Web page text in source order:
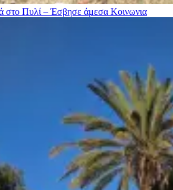
στo Πυλί – Έσβησε άμεσα Κοινωνια